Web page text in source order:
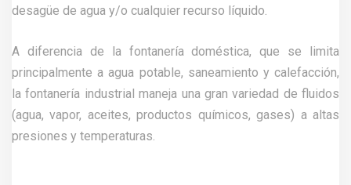
desagüe de agua y/o cualquier recurso líquido.
A diferencia de la fontanería doméstica, que se limita
principalmente a agua potable, saneamiento y calefacción,
la fontanería industrial maneja una gran variedad de fluidos
(agua, vapor, aceites, productos químicos, gases) a altas
presiones y temperaturas.